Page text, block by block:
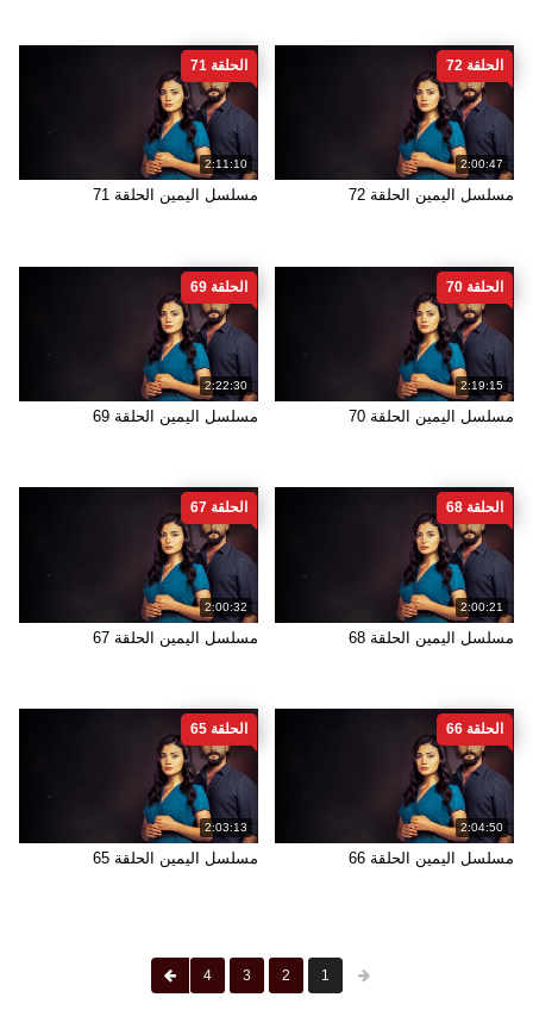
2:00:47
الحلقة 72
مسلسل اليمين الحلقة 72
2:11:10
الحلقة 71
مسلسل اليمين الحلقة 71
2:19:15
الحلقة 70
مسلسل اليمين الحلقة 70
2:22:30
الحلقة 69
مسلسل اليمين الحلقة 69
2:00:21
الحلقة 68
مسلسل اليمين الحلقة 68
2:00:32
الحلقة 67
مسلسل اليمين الحلقة 67
2:04:50
الحلقة 66
مسلسل اليمين الحلقة 66
2:03:13
الحلقة 65
مسلسل اليمين الحلقة 65
1
2
3
4